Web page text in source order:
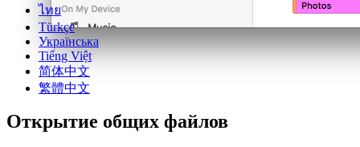
ไทย
Türkçe
Українська
Tiếng Việt
简体中文
繁體中文
Открытие общих файлов